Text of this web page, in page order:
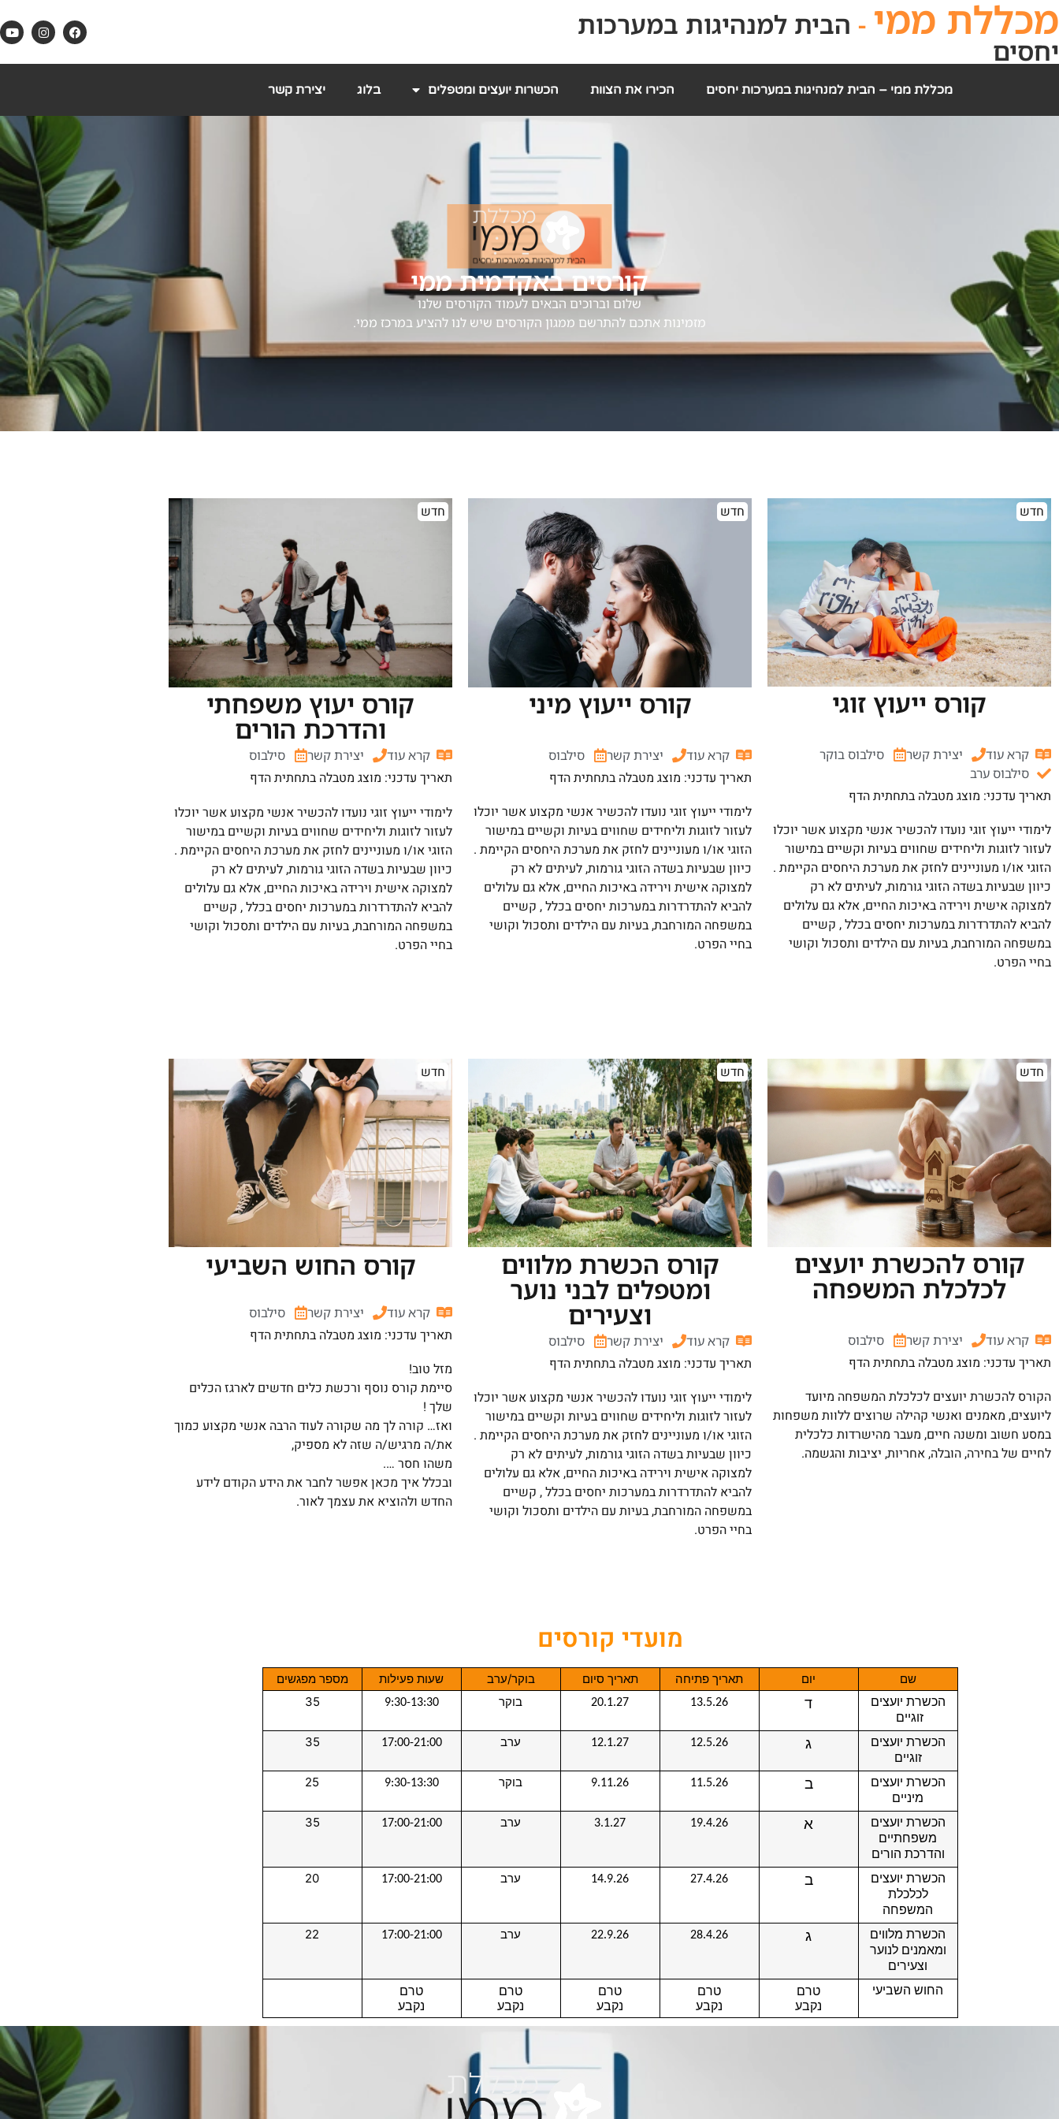
מכללת ממי - הבית למנהיגות במערכות
יחסים
מכללת ממי – הבית למנהיגות במערכות יחסים הכירו את הצוות הכשרות יועצים ומטפלים בלוג יצירת קשר
קורסים באקדמית ממי
שלום וברוכים הבאים לעמוד הקורסים שלנו
מזמינות אתכם להתרשם ממגון הקורסים שיש לנו להציע במרכז ממי.
חדש
קורס ייעוץ זוגי
קרא עוד יצירת קשר
סילבוס בוקר
סילבוס ערב
תאריך עדכני: מוצג מטבלה בתחתית הדף
לימודי ייעוץ זוגי נועדו להכשיר אנשי מקצוע אשר יוכלו
לעזור לזוגות וליחידים שחווים בעיות וקשיים במישור
הזוגי או/ו מעוניינים לחזק את מערכת היחסים הקיימת .
כיוון שבעיות בשדה הזוגי גורמות, לעיתים לא רק
למצוקה אישית וירידה באיכות החיים, אלא גם עלולים
להביא להתדרדרות במערכות יחסים בכלל , קשיים
במשפחה המורחבת, בעיות עם הילדים ותסכול וקושי
בחיי הפרט.
חדש
קורס ייעוץ מיני
קרא עוד יצירת קשר סילבוס
תאריך עדכני: מוצג מטבלה בתחתית הדף
לימודי ייעוץ זוגי נועדו להכשיר אנשי מקצוע אשר יוכלו
לעזור לזוגות וליחידים שחווים בעיות וקשיים במישור
הזוגי או/ו מעוניינים לחזק את מערכת היחסים הקיימת .
כיוון שבעיות בשדה הזוגי גורמות, לעיתים לא רק
למצוקה אישית וירידה באיכות החיים, אלא גם עלולים
להביא להתדרדרות במערכות יחסים בכלל , קשיים
במשפחה המורחבת, בעיות עם הילדים ותסכול וקושי
בחיי הפרט.
חדש
קורס יעוץ משפחתי
והדרכת הורים
קרא עוד יצירת קשר סילבוס
תאריך עדכני: מוצג מטבלה בתחתית הדף
לימודי ייעוץ זוגי נועדו להכשיר אנשי מקצוע אשר יוכלו
לעזור לזוגות וליחידים שחווים בעיות וקשיים במישור
הזוגי או/ו מעוניינים לחזק את מערכת היחסים הקיימת .
כיוון שבעיות בשדה הזוגי גורמות, לעיתים לא רק
למצוקה אישית וירידה באיכות החיים, אלא גם עלולים
להביא להתדרדרות במערכות יחסים בכלל , קשיים
במשפחה המורחבת, בעיות עם הילדים ותסכול וקושי
בחיי הפרט.
חדש
קורס להכשרת יועצים
לכלכלת המשפחה
קרא עוד יצירת קשר סילבוס
תאריך עדכני: מוצג מטבלה בתחתית הדף
הקורס להכשרת יועצים לכלכלת המשפחה מיועד
ליועצים, מאמנים ואנשי קהילה שרוצים ללוות משפחות
במסע חשוב ומשנה חיים, מעבר מהישרדות כלכלית
לחיים של בחירה, הובלה, אחריות, יציבות והגשמה.
חדש
קורס הכשרת מלווים
ומטפלים לבני נוער
וצעירים
קרא עוד יצירת קשר סילבוס
תאריך עדכני: מוצג מטבלה בתחתית הדף
לימודי ייעוץ זוגי נועדו להכשיר אנשי מקצוע אשר יוכלו
לעזור לזוגות וליחידים שחווים בעיות וקשיים במישור
הזוגי או/ו מעוניינים לחזק את מערכת היחסים הקיימת .
כיוון שבעיות בשדה הזוגי גורמות, לעיתים לא רק
למצוקה אישית וירידה באיכות החיים, אלא גם עלולים
להביא להתדרדרות במערכות יחסים בכלל , קשיים
במשפחה המורחבת, בעיות עם הילדים ותסכול וקושי
בחיי הפרט.
חדש
קורס החוש השביעי
קרא עוד יצירת קשר סילבוס
תאריך עדכני: מוצג מטבלה בתחתית הדף
מזל טוב!
סיימת קורס נוסף ורכשת כלים חדשים לארגז הכלים
שלך !
ואז… קורה לך מה שקורה לעוד הרבה אנשי מקצוע כמוך
את/ה מרגיש/ה שזה לא מספיק,
משהו חסר ….
ובכלל איך מכאן אפשר לחבר את הידע הקודם לידע
החדש ולהוציא את עצמך לאור.
מועדי קורסים
שם יום תאריך פתיחה תאריך סיום בוקר/ערב שעות פעילות מספר מפגשים
הכשרת יועצים
זוגיים
ד 13.5.26
20.1.27 בוקר 9:30-13:30
35
הכשרת יועצים
זוגיים
ג 12.5.26
12.1.27 ערב 17:00-21:00
35
הכשרת יועצים
מיניים
ב 11.5.26
9.11.26 בוקר 9:30-13:30
25
הכשרת יועצים
משפחתיים
והדרכת הורים
א 19.4.26
3.1.27 ערב 17:00-21:00
35
הכשרת יועצים
לכלכלת
המשפחה
ב 27.4.26
14.9.26 ערב 17:00-21:00
20
הכשרת מלווים
ומאמנים לנוער
וצעירים
ג 28.4.26
22.9.26 ערב 17:00-21:00
22
החוש השביעי
טרם
נקבע
טרם
נקבע
טרם
נקבע
טרם
נקבע
טרם
נקבע